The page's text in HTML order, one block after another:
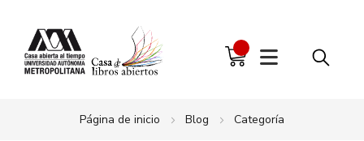
Página de inicio Blog Categoría